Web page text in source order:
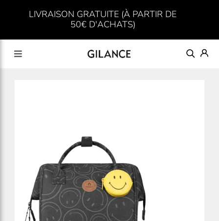
LIVRAISON GRATUITE (À PARTIR DE
50€ D'ACHATS)